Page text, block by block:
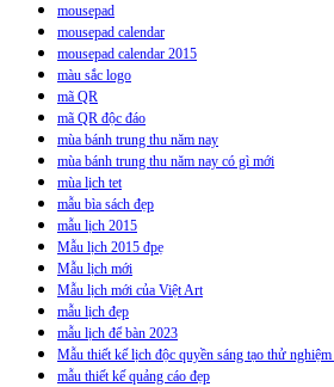
mousepad
mousepad calendar
mousepad calendar 2015
màu sắc logo
mã QR
mã QR độc đáo
mùa bánh trung thu năm nay
mùa bánh trung thu năm nay có gì mới
mùa lịch tet
mẫu bìa sách đẹp
mẫu lịch 2015
Mẫu lịch 2015 đpẹ
Mẫu lịch mới
Mẫu lịch mới của Việt Art
mẫu lịch đẹp
mẫu lịch để bàn 2023
Mẫu thiết kế lịch độc quyền sáng tạo thử
mẫu thiết kế quảng cáo đẹp